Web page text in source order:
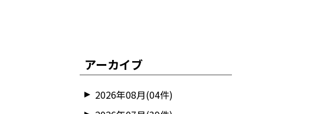
アーカイブ
2026年08月(04件)